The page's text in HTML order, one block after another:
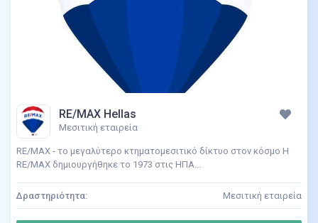
RE/MAX Hellas
Μεσιτική εταιρεία
RE/MAX - το μεγαλύτερο κτηματομεσιτικό δίκτυο στον κόσμο H
RE/MAX δημιουργήθηκε το 1973 στις HΠA...
Δραστηριότητα: Μεσιτική εταιρεία